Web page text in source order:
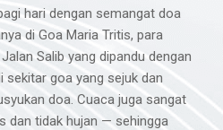
hari dengan semangat doa
di Goa Maria Tritis, para
Salib yang dipandu dengan
sekitar goa yang sejuk dan
doa. Cuaca juga sangat
dan tidak hujan — sehingga